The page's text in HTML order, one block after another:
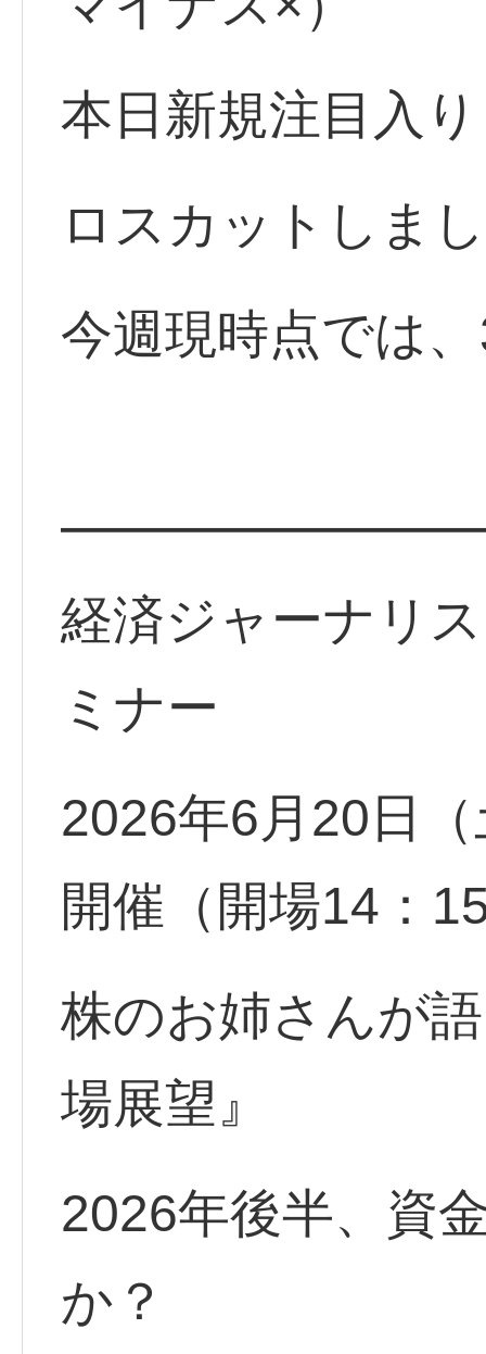
本日新規注目入
ロスカットしま
今週現時点では
経済ジャーナリ
ミナー
2026年6月20日
開催（開場14
株のお姉さんが
場展望』
2026年後半、資
か？